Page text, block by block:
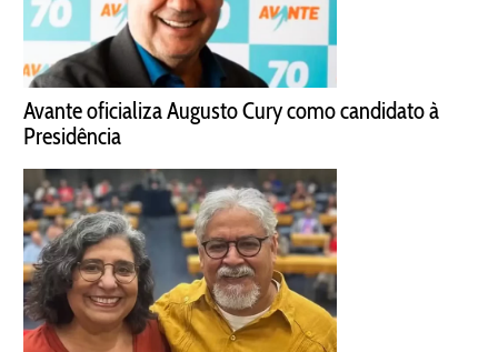
Avante oficializa Augusto Cury como candidato à
Presidência